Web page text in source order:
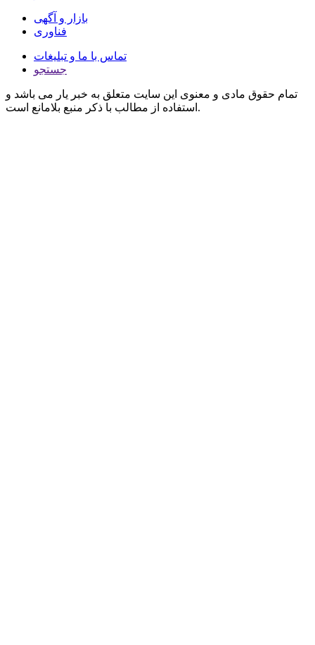
بازار و آگهی
فناوری
تماس با ما و تبلیغات
جستجو
تمام حقوق مادی و معنوی این سایت متعلق به خبر یار می باشد و
استفاده از مطالب با ذکر منبع بلامانع است.